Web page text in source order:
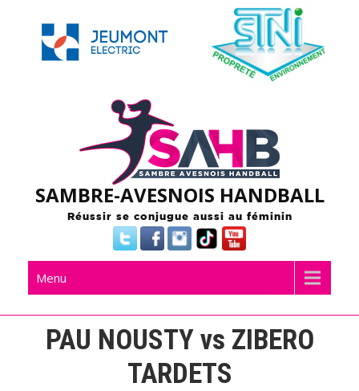
SAMBRE-AVESNOIS HANDBALL
Réussir se conjugue aussi au féminin
Menu
PAU NOUSTY vs ZIBERO
TARDETS